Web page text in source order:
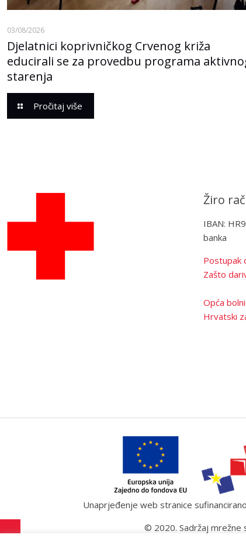
03/08/2026
Djelatnici koprivničkog Crvenog križa
educirali se za provedbu programa
starenja
Pročitaj više
Žiro
IBAN:
banka
Postupak
Zašto
Opća
Hrvatski
Unaprjeđenje web stranice
© 2020. Sadržaj mrežne